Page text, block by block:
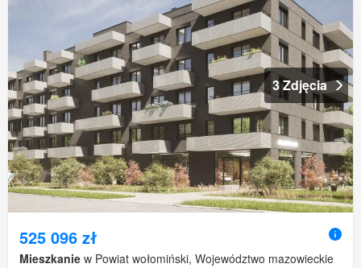
3 Zdjęcia
525 096 zł
Mieszkanie w Powiat wołomiński, Województwo mazowieckie